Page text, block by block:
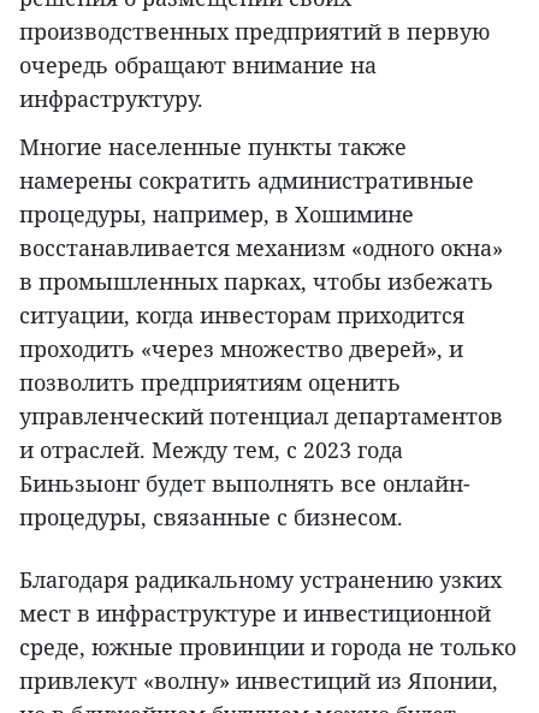
производственных предприятий в первую
очередь обращают внимание на
инфраструктуру.
Многие населенные пункты также
намерены сократить административные
процедуры, например, в Хошимине
восстанавливается механизм «одного окна»
в промышленных парках, чтобы избежать
ситуации, когда инвесторам приходится
проходить «через множество дверей», и
позволить предприятиям оценить
управленческий потенциал департаментов
и отраслей. Между тем, с 2023 года
Биньзыонг будет выполнять все онлайн-
процедуры, связанные с бизнесом.
Благодаря радикальному устранению узких
мест в инфраструктуре и инвестиционной
среде, южные провинции и города не только
привлекут «волну» инвестиций из Японии,